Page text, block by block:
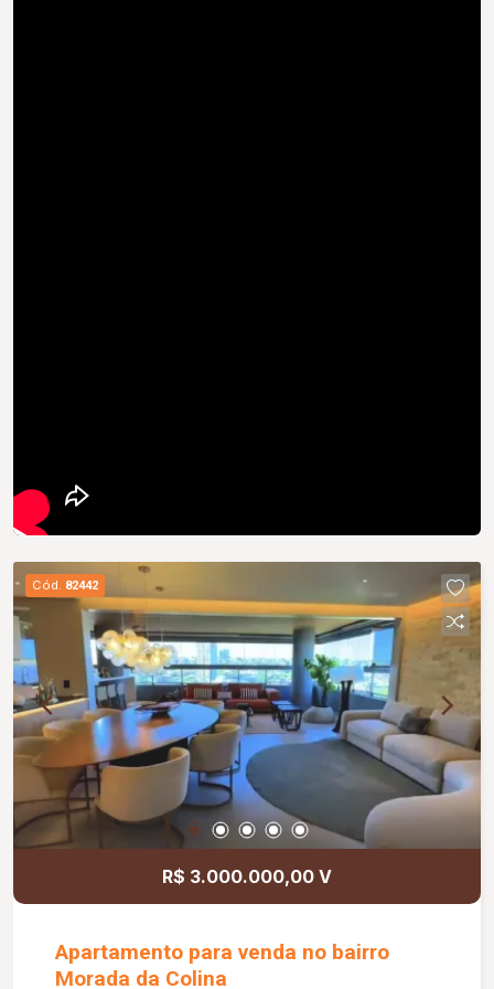
Cód. 82442
R$ 3.000.000,00 V
Apartamento para venda no bairro
Morada da Colina